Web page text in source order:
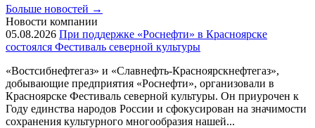
Больше новостей →
Новости компании
05.08.2026 При поддержке «Роснефти» в Красноярске
состоялся Фестиваль северной культуры
«Востсибнефтегаз» и «Славнефть-Красноярскнефтегаз»,
добывающие предприятия «Роснефти», организовали в
Красноярске Фестиваль северной культуры. Он приурочен к
Году единства народов России и сфокусирован на значимости
сохранения культурного многообразия нашей...